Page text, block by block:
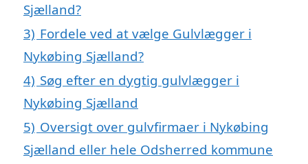
Sjælland?
3) Fordele ved at vælge Gulvlægger i
Nykøbing Sjælland?
4) Søg efter en dygtig gulvlægger i
Nykøbing Sjælland
5) Oversigt over gulvfirmaer i Nykøbing
Sjælland eller hele Odsherred kommune